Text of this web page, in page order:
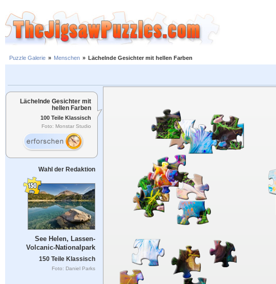
Puzzle Galerie » Menschen » Lächelnde Gesichter mit hellen Farben
Lächelnde Gesichter mit
hellen Farben
100 Teile Klassisch
Foto: Monstar Studio
Wahl der Redaktion
See Helen, Lassen-
Volcanic-Nationalpark
150 Teile Klassisch
Foto: Daniel Parks